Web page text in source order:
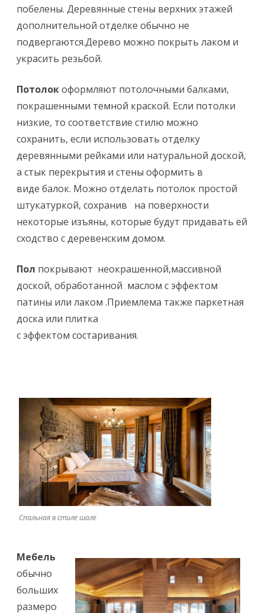
побелены. Деревянные стены верхних этажей
дополнительной отделке обычно не
подвергаются.Дерево можно покрыть лаком и
украсить резьбой.
Потолокоформляют потолочными балками,
покрашенными темной краской. Если потолки
низкие, то соответствие стилю можно
сохранить, если использовать отделку
деревянными рейками или натуральной доской,
а стык перекрытия и стены оформить в
виде балок. Можно отделать потолок простой
штукатуркой, сохранив на поверхности
некоторые изъяны, которые будут придавать ей
сходство с деревенским домом.
Пол покрывают неокрашенной,массивной
доской, обработанной маслом с эффектом
патины или лаком .Приемлема также паркетная
доска или плитка
с эффектом состаривания.
Спальная в стиле шале
Мебель
обычно
больших
размеро